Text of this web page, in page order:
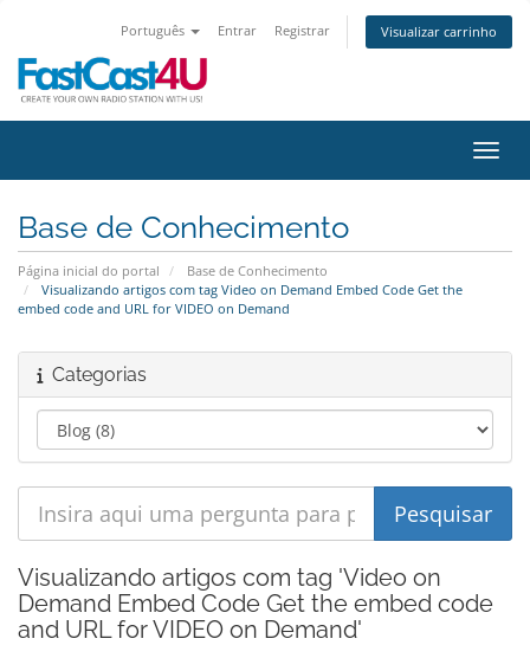
Português Entrar Registrar Visualizar carrinho
Base de Conhecimento
Página inicial do portal
Base de Conhecimento
Visualizando artigos com tag Video on Demand Embed Code Get the
embed code and URL for VIDEO on Demand
Categorias
Visualizando artigos com tag 'Video on
Demand Embed Code Get the embed code
and URL for VIDEO on Demand'